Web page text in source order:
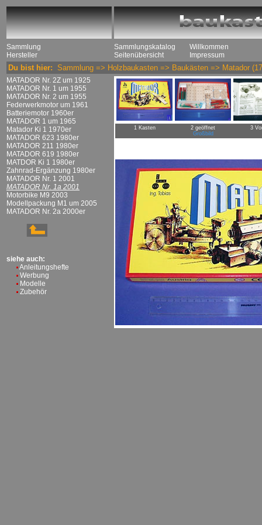
Sammlung
Hersteller
Sammlungskatalog
Seitenübersicht
Willkommen
Impressum
Du bist hier: Sammlung => Holzbaukasten => Baukästen => Matador
MATADOR Nr. 2Z um 1925
MATADOR Nr. 1 um 1955
MATADOR Nr. 2 um 1955
Federwerkmotor um 1961
Batteriemotor 1960er
MATADOR 1 um 1965
Matador Ki 1 1970er
MATADOR 623 1980er
MATADOR 211 1980er
MATADOR 619 1980er
MATDOR Ki 1 1980er
Zahnrad-Ergänzung 1980er
MATADOR Nr. 1 2001
MATADOR Nr. 1a 2001
Motorbike M9 2003
Modellpackung M1 um 2005
MATADOR Nr. 2a 2000er
siehe auch:
Anleitungshefte
Werbung
Modelle
Zubehör
1 Kasten
2 geöffnet
Großbild
3